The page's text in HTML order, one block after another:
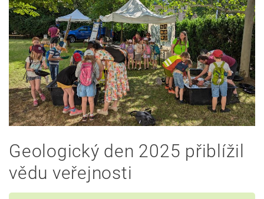
Geologický den 2025 přiblížil
vědu veřejnosti